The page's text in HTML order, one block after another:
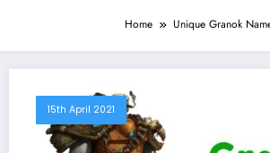
Home Unique Granok
15th April 2021